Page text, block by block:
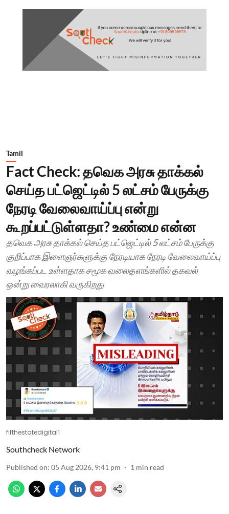
Tamil
Fact Check: தவெக அரசு தாக்கல்
செய்த பட்ஜெட்டில் 5 லட்சம் பேருக்கு
நேரடி வேலைவாய்ப்பு என்று
கூறப்பட்டுள்ளதா? உண்மை என்ன
தவெக அரசு தாக்கல் செய்த பட்ஜெட்டில் 5 லட்சம் பேருக்கு
குறிப்பாக இளைஞர்களுக்கு நேரடியாக நேரடி வேலைவாய்ப்பு
வழங்கப்பட உள்ளதாக சமூக வலைதளங்களில் தகவல்
ஒன்று வைரலாகி வருகிறது
fifthestatedigital1
Southcheck Network
Published on: 05 Aug 2026, 9:41 pm 1 min read